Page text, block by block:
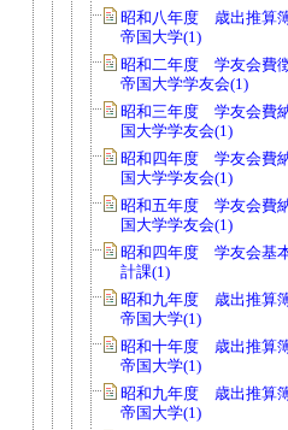
昭和八年度 歳出推算
帝国大学(1)
昭和二年度 学友会費
帝国大学学友会(1)
昭和三年度 学友会費
国大学学友会(1)
昭和四年度 学友会費
国大学学友会(1)
昭和五年度 学友会費
国大学学友会(1)
昭和四年度 学友会基
計課(1)
昭和九年度 歳出推算
帝国大学(1)
昭和十年度 歳出推算
帝国大学(1)
昭和九年度 歳出推算
帝国大学(1)